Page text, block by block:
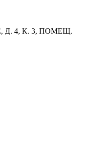
Д. 4, К. 3, ПОМЕЩ.